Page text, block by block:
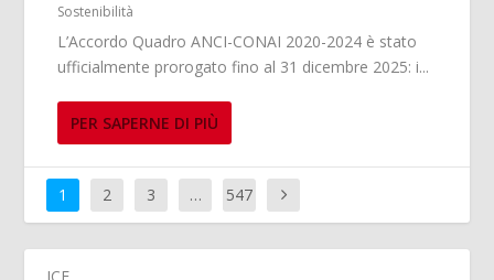
Sostenibilità
L’Accordo Quadro ANCI-CONAI 2020-2024 è stato
ufficialmente prorogato fino al 31 dicembre 2025: i...
PER SAPERNE DI PIÙ
1 2 3 … 547